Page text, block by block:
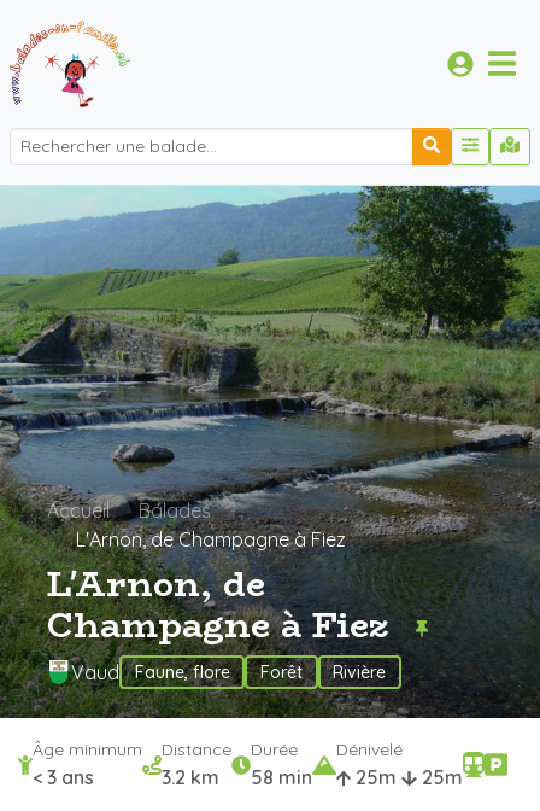
Accueil
Balades
L'Arnon, de Champagne à Fiez
L'Arnon, de
Champagne à Fiez
Vaud Faune, flore Forêt Rivière
Âge minimum
< 3 ans
Distance
3.2 km
Durée
58 min
Dénivelé
25m 25m